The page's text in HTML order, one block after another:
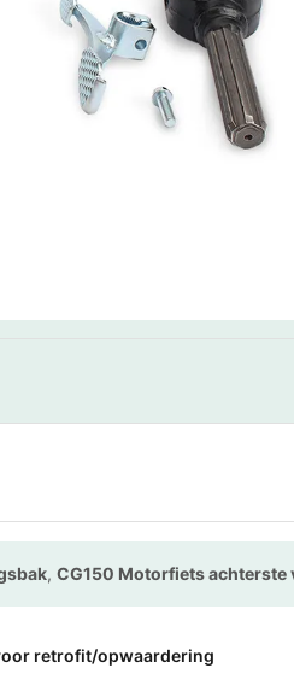
, CG150 Motorfiets achterste
retrofit/opwaardering